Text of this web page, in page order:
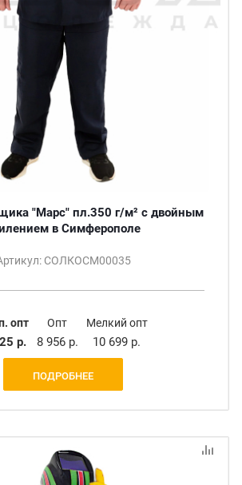
"Марс" пл.350 г/м² с двойным
в Симферополе
СОЛКОСМ00035
опт
р.
Опт
8 956 р.
Мелкий опт
10 699 р.
ПОДРОБНЕЕ